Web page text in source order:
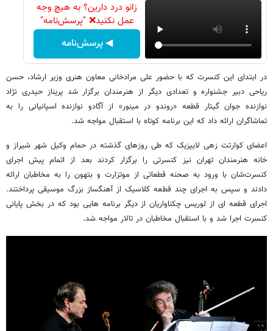
زانو درد دارین؟ به هیچ وجه
عمل نکنید❌ "پرسش‌نامه"
◀ پرسش‌نامه
در ابتدای این کنسرت که با حضور علی مرادخانی معاون هنری وزیر ارشاد، حسن
ریاحی دبیر جشنواره و تعدادی دیگر از هنرمندان برگزار شد پریناز حیدری نژاد
نوازنده جوان گیتار قطعه «روندو در مینور» از آگادو نوازنده اسپانیانی را به
تماشاگران ارائه داد که این برنامه کوتاه با استقبال مواجه شد.
اعضای کوارتت زهی لایپزیک که طی روزهای گذشته در حمام وکیل شهر شیراز و
خانه هنرمندان تهران نیز کنسرتی را برگزار کردند بعد از اتمام پیش اجرای
کنسرت‌شان با ورود به صحنه قطعاتی از موتزارت و بتهون را به مخاطبان ارائه
دادند و سپس به اجرای چند قطعه کلاسیک از آهنگساز بزرگ موسیقی پرداختند.
اجرای قطعه ای از لوریس چکناواریان از دیگر برنامه هایی بود که در بخش پایانی
کنسرت اجرا شد و با استقبال مخاطبان در تالار مواجه شد.